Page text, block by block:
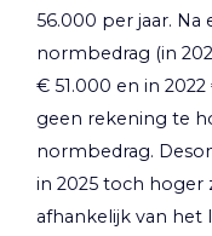
56.000 per jaar.
normbedrag (in
€ 51.000 en in
geen rekening te
normbedrag.
in 2025 toch hoger
afhankelijk van het